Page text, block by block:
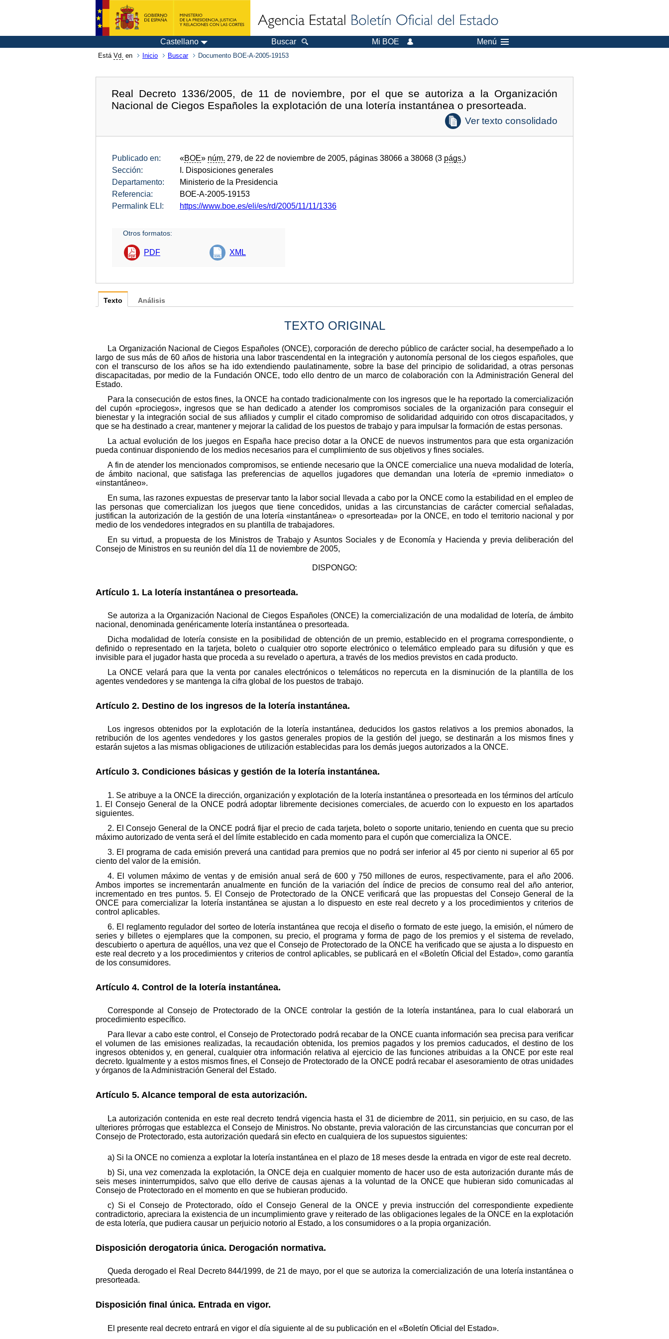
Castellano Buscar Mi BOE Menú
Está Vd. en Inicio Buscar Documento BOE-A-2005-19153
Real Decreto 1336/2005, de 11 de noviembre, por el que se autoriza a la Organización
Nacional de Ciegos Españoles la explotación de una lotería instantánea o presorteada.
Ver texto consolidado
Publicado en: «BOE» núm. 279, de 22 de noviembre de 2005, páginas 38066 a 38068 (3 págs.)
Sección:
I. Disposiciones generales
Departamento:
Ministerio de la Presidencia
Referencia:
BOE-A-2005-19153
Permalink ELI:
https://www.boe.es/eli/es/rd/2005/11/11/1336
Otros formatos:
PDF XML
Texto
TEXTO ORIGINAL
La Organización Nacional de Ciegos Españoles (ONCE), corporación de derecho público de carácter social, ha desempeñado a lo
largo de sus más de 60 años de historia una labor trascendental en la integración y autonomía personal de los ciegos españoles, que
con el transcurso de los años se ha ido extendiendo paulatinamente, sobre la base del principio de solidaridad, a otras personas
discapacitadas, por medio de la Fundación ONCE, todo ello dentro de un marco de colaboración con la Administración General del
Estado.
Para la consecución de estos fines, la ONCE ha contado tradicionalmente con los ingresos que le ha reportado la comercialización
del cupón «prociegos», ingresos que se han dedicado a atender los compromisos sociales de la organización para conseguir el
bienestar y la integración social de sus afiliados y cumplir el citado compromiso de solidaridad adquirido con otros discapacitados, y
que se ha destinado a crear, mantener y mejorar la calidad de los puestos de trabajo y para impulsar la formación de estas personas.
La actual evolución de los juegos en España hace preciso dotar a la ONCE de nuevos instrumentos para que esta organización
pueda continuar disponiendo de los medios necesarios para el cumplimiento de sus objetivos y fines sociales.
A fin de atender los mencionados compromisos, se entiende necesario que la ONCE comercialice una nueva modalidad de lotería,
de ámbito nacional, que satisfaga las preferencias de aquellos jugadores que demandan una lotería de «premio inmediato» o
«instantáneo».
En suma, las razones expuestas de preservar tanto la labor social llevada a cabo por la ONCE como la estabilidad en el empleo de
las personas que comercializan los juegos que tiene concedidos, unidas a las circunstancias de carácter comercial señaladas,
justifican la autorización de la gestión de una lotería «instantánea» o «presorteada» por la ONCE, en todo el territorio nacional y por
medio de los vendedores integrados en su plantilla de trabajadores.
En su virtud, a propuesta de los Ministros de Trabajo y Asuntos Sociales y de Economía y Hacienda y previa deliberación del
Consejo de Ministros en su reunión del día 11 de noviembre de 2005,
DISPONGO:
Artículo 1. La lotería instantánea o presorteada.
Se autoriza a la Organización Nacional de Ciegos Españoles (ONCE) la comercialización de una modalidad de lotería, de ámbito
nacional, denominada genéricamente lotería instantánea o presorteada.
Dicha modalidad de lotería consiste en la posibilidad de obtención de un premio, establecido en el programa correspondiente, o
definido o representado en la tarjeta, boleto o cualquier otro soporte electrónico o telemático empleado para su difusión y que es
invisible para el jugador hasta que proceda a su revelado o apertura, a través de los medios previstos en cada producto.
La ONCE velará para que la venta por canales electrónicos o telemáticos no repercuta en la disminución de la plantilla de los
agentes vendedores y se mantenga la cifra global de los puestos de trabajo.
Artículo 2. Destino de los ingresos de la lotería instantánea.
Los ingresos obtenidos por la explotación de la lotería instantánea, deducidos los gastos relativos a los premios abonados, la
retribución de los agentes vendedores y los gastos generales propios de la gestión del juego, se destinarán a los mismos fines y
estarán sujetos a las mismas obligaciones de utilización establecidas para los demás juegos autorizados a la ONCE.
Artículo 3. Condiciones básicas y gestión de la lotería instantánea.
1. Se atribuye a la ONCE la dirección, organización y explotación de la lotería instantánea o presorteada en los términos del artículo
1. El Consejo General de la ONCE podrá adoptar libremente decisiones comerciales, de acuerdo con lo expuesto en los apartados
siguientes.
2. El Consejo General de la ONCE podrá fijar el precio de cada tarjeta, boleto o soporte unitario, teniendo en cuenta que su precio
máximo autorizado de venta será el del límite establecido en cada momento para el cupón que comercializa la ONCE.
3. El programa de cada emisión preverá una cantidad para premios que no podrá ser inferior al 45 por ciento ni superior al 65 por
ciento del valor de la emisión.
4. El volumen máximo de ventas y de emisión anual será de 600 y 750 millones de euros, respectivamente, para el año 2006.
Ambos importes se incrementarán anualmente en función de la variación del índice de precios de consumo real del año anterior,
incrementado en tres puntos. 5. El Consejo de Protectorado de la ONCE verificará que las propuestas del Consejo General de la
ONCE para comercializar la lotería instantánea se ajustan a lo dispuesto en este real decreto y a los procedimientos y criterios de
control aplicables.
6. El reglamento regulador del sorteo de lotería instantánea que recoja el diseño o formato de este juego, la emisión, el número de
series y billetes o ejemplares que la componen, su precio, el programa y forma de pago de los premios y el sistema de revelado,
descubierto o apertura de aquéllos, una vez que el Consejo de Protectorado de la ONCE ha verificado que se ajusta a lo dispuesto en
este real decreto y a los procedimientos y criterios de control aplicables, se publicará en el «Boletín Oficial del Estado», como garantía
de los consumidores.
Artículo 4. Control de la lotería instantánea.
Corresponde al Consejo de Protectorado de la ONCE controlar la gestión de la lotería instantánea, para lo cual elaborará un
procedimiento específico.
Para llevar a cabo este control, el Consejo de Protectorado podrá recabar de la ONCE cuanta información sea precisa para verificar
el volumen de las emisiones realizadas, la recaudación obtenida, los premios pagados y los premios caducados, el destino de los
ingresos obtenidos y, en general, cualquier otra información relativa al ejercicio de las funciones atribuidas a la ONCE por este real
decreto. Igualmente y a estos mismos fines, el Consejo de Protectorado de la ONCE podrá recabar el asesoramiento de otras unidades
y órganos de la Administración General del Estado.
Artículo 5. Alcance temporal de esta autorización.
La autorización contenida en este real decreto tendrá vigencia hasta el 31 de diciembre de 2011, sin perjuicio, en su caso, de las
ulteriores prórrogas que establezca el Consejo de Ministros. No obstante, previa valoración de las circunstancias que concurran por el
Consejo de Protectorado, esta autorización quedará sin efecto en cualquiera de los supuestos siguientes:
a) Si la ONCE no comienza a explotar la lotería instantánea en el plazo de 18 meses desde la entrada en vigor de este real decreto.
b) Si, una vez comenzada la explotación, la ONCE deja en cualquier momento de hacer uso de esta autorización durante más de
seis meses ininterrumpidos, salvo que ello derive de causas ajenas a la voluntad de la ONCE que hubieran sido comunicadas al
Consejo de Protectorado en el momento en que se hubieran producido.
c) Si el Consejo de Protectorado, oído el Consejo General de la ONCE y previa instrucción del correspondiente expediente
contradictorio, apreciara la existencia de un incumplimiento grave y reiterado de las obligaciones legales de la ONCE en la explotación
de esta lotería, que pudiera causar un perjuicio notorio al Estado, a los consumidores o a la propia organización.
Disposición derogatoria única. Derogación normativa.
Queda derogado el Real Decreto 844/1999, de 21 de mayo, por el que se autoriza la comercialización de una lotería instantánea o
presorteada.
Disposición final única. Entrada en vigor.
El presente real decreto entrará en vigor el día siguiente al de su publicación en el «Boletín Oficial del Estado».
Análisis